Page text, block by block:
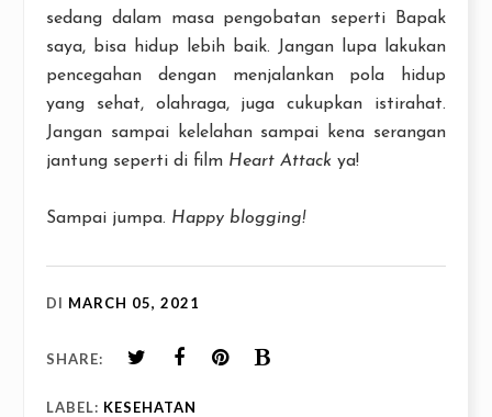
sedang dalam masa pengobatan seperti Bapak
saya, bisa hidup lebih baik. Jangan lupa lakukan
pencegahan dengan menjalankan pola hidup
yang sehat, olahraga, juga cukupkan istirahat.
Jangan sampai kelelahan sampai kena serangan
jantung seperti di film Heart Attack ya!
Sampai jumpa. Happy blogging!
DI MARCH 05, 2021
SHARE:
LABEL: KESEHATAN